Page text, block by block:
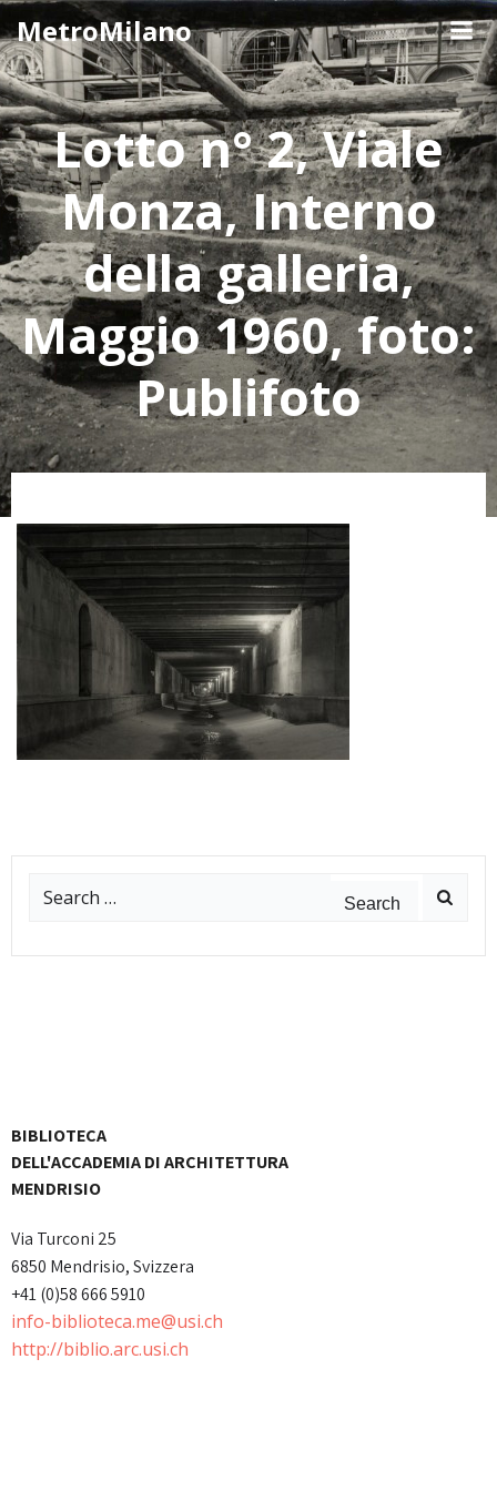
to
content
MetroMilano
Lotto n° 2, Viale
Monza, Interno
della galleria,
Maggio 1960, foto:
Publifoto
Search
BIBLIOTECA
DELL'ACCADEMIA DI ARCHITETTURA
MENDRISIO
Via Turconi 25
6850 Mendrisio, Svizzera
+41 (0)58 666 5910
info-biblioteca.me@usi.ch
http://biblio.arc.usi.ch